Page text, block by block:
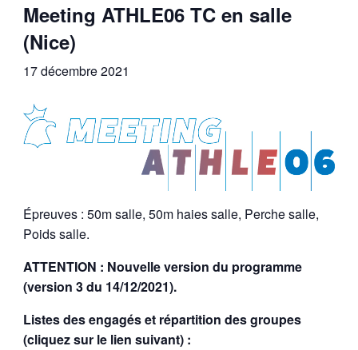
Meeting ATHLE06 TC en salle
(Nice)
17 décembre 2021
Épreuves : 50m salle, 50m haies salle, Perche salle,
Poids salle.
ATTENTION : Nouvelle version du programme
(version 3 du 14/12/2021).
Listes des engagés et répartition des groupes
(cliquez sur le lien suivant) :